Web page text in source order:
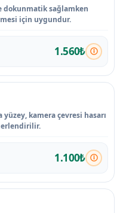
dokunmatik sağlamken
için uygundur.
1.560₺
yüzey, kamera çevresi hasarı
1.100₺